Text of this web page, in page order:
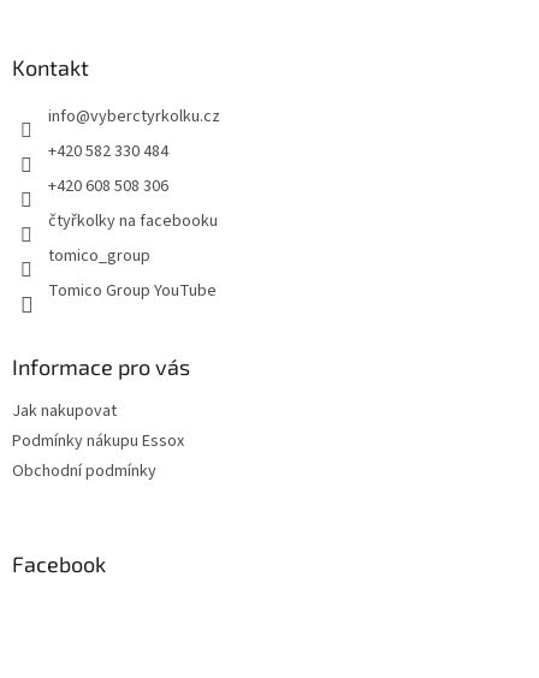
Kontakt
info@vyberctyrkolku.cz
+420 582 330 484
+420 608 508 306
čtyřkolky na facebooku
tomico_group
Tomico Group YouTube
Informace pro vás
Jak nakupovat
Podmínky nákupu Essox
Obchodní podmínky
Facebook